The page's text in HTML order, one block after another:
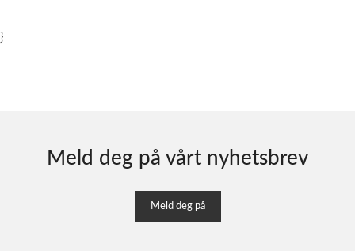
}
Meld deg på vårt nyhetsbrev
Meld deg på